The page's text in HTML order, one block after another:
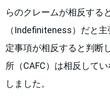
らのクレームが相反する
（Indefiniteness）だと
定事項が相反すると判断
所（CAFC）は相反して
しました。